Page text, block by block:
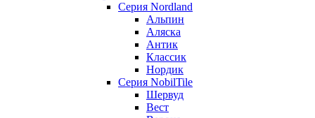
Серия Nordland
Альпин
Аляска
Антик
Классик
Нордик
Серия NobilTile
Шервуд
Вест